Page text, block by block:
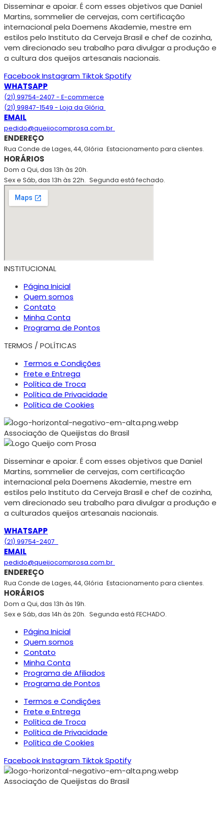
Disseminar e apoiar. É com esses objetivos que Daniel
Martins, sommelier de cervejas, com certificação
internacional pela Doemens Akademie, mestre em
estilos pelo Instituto da Cerveja Brasil e chef de cozinha,
vem direcionado seu trabalho para divulgar a produção e
a cultura dos queijos artesanais nacionais.
FacebookInstagram TiktokSpotify
WHATSAPP
(21) 99754-2407 - E-commerce
(21) 99847-1549 - Loja da Glória
EMAIL
pedido@queijocomprosa.com.br
ENDEREÇO
Rua Conde de Lages, 44, Glória Estacionamento para clientes.
HORÁRIOS
Dom a Qui, das 13h às 20h.
Sex e Sáb, das 13h às 22h. Segunda está fechado.
INSTITUCIONAL
Página Inicial
Quem somos
Contato
Minha Conta
Programa de Pontos
TERMOS / POLÍTICAS
Termos e Condições
Frete e Entrega
Política de Troca
Política de Privacidade
Política de Cookies
Associação de Queijistas do Brasil
Disseminar e apoiar. É com esses objetivos que Daniel
Martins, sommelier de cervejas, com certificação
internacional pela Doemens Akademie, mestre em
estilos pelo Instituto da Cerveja Brasil e chef de cozinha,
vem direcionado seu trabalho para divulgar a produção e
a culturados queijos artesanais nacionais.
WHATSAPP
(21) 99754-2407
EMAIL
pedido@queijocomprosa.com.br
ENDEREÇO
Rua Conde de Lages, 44, Glória Estacionamento para clientes.
HORÁRIOS
Dom a Qui, das 13h às 19h.
Sex e Sáb, das 14h às 20h. Segunda está FECHADO.
Página Inicial
Quem somos
Contato
Minha Conta
Programa de Afiliados
Programa de Pontos
Termos e Condições
Frete e Entrega
Política de Troca
Política de Privacidade
Política de Cookies
FacebookInstagram TiktokSpotify
Associação de Queijistas do Brasil